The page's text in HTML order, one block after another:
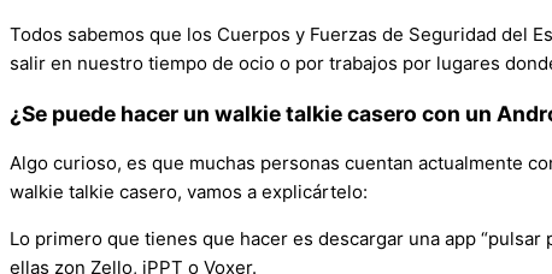
Todos sabemos que los Cuerpos y Fuerzas de Seguridad del
salir en nuestro tiempo de ocio o por trabajos por lugares
¿Se puede hacer un walkie talkie casero con un
Algo curioso, es que muchas personas cuentan actualmente
walkie talkie casero, vamos a explicártelo:
Lo primero que tienes que hacer es descargar una app
ellas zon Zello, iPPT o Voxer.